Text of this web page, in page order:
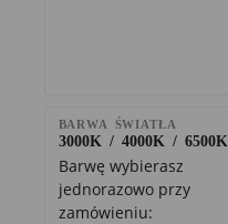
BARWA ŚWIATŁA
3000K / 4000K / 6500K
Barwę wybierasz
jednorazowo przy
zamówieniu: